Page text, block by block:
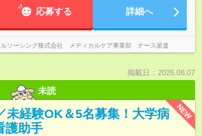
応募する 詳細へ
ルソーシング株式会社 メディカルケア事業部 ナース派遣
掲載日：2026.08.07
未読
NEW
未経験OK＆5名募集！大学病
護助手